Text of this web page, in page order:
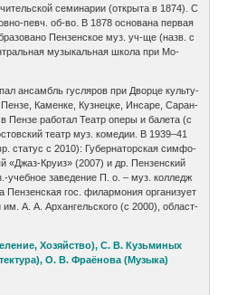
се­ми­на­рии (от­кры­та в 1874). С
певч. об-во. В 1878 ос­но­ва­на пер­вая
Пен­зен­ское муз. уч-ще (назв. с
му­зы­каль­ная шко­ла при Мо­
ан­самбль гус­ля­ров при Двор­це куль­ту­
Ка­мен­ке, Куз­нец­ке, Ин­са­ре, Са­ран­
Пен­зе ра­бо­тал Те­атр опе­ры и ба­ле­та (с
те­атр муз. ко­ме­дии. В 1939–41
ста­тус с 2010): Гу­бер­на­тор­ская сим­фо­
«Джаз-Кру­из» (2007) и др. Пен­зен­ский
учеб­ное за­ве­де­ние П. о. – муз. кол­ледж
Пен­зен­ская гос. фи­лар­мо­ния ор­га­ни­зу­ет
А. А. Ар­хан­гель­ско­го (с 2000), об­ла­ст­
Хозяйство), С. В. Кузьминых
О. В. Фраёнова (Музыка)